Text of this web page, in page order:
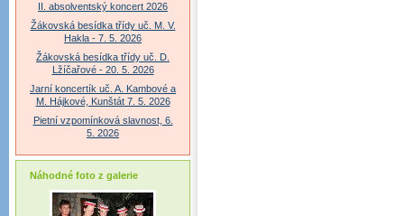
II. absolventský koncert 2026
Žákovská besídka třídy uč. M. V.
Hakla - 7. 5. 2026
Žákovská besídka třídy uč. D.
Lžíčařové - 20. 5. 2026
Jarní koncertík uč. A. Kambové a
M. Hájkové, Kunštát 7. 5. 2026
Pietní vzpomínková slavnost, 6.
5. 2026
Náhodné foto z galerie